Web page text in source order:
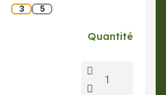
3 5
Quantité